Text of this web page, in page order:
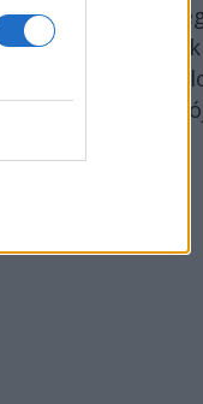
Szántai János
Erdélyi Magyar
– beszéde a 15.
Könyvhét